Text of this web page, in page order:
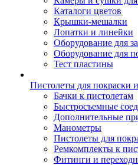
Каталоги цветов
Крышки-мешалки
Лопатки и линейки
Оборудование для
Оборудование для
Тест пластины
Пистолеты для покраски
Бачки к пистолетам
Быстросъемные
Дополнительные
Манометры
Пистолеты для
Ремкомплекты к
Фитинги и